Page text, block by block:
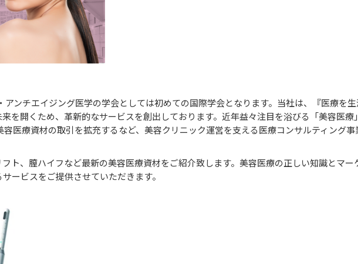
アンチエイジング医学の学会としては初めての国際学会となります。当社は、『医療を
を開くため、革新的なサービスを創出しております。近年益々注目を浴びる「美容医療
医療資材の取引を拡充するなど、美容クリニック運営を支える医療コンサルティング
ト、膣ハイフなど最新の美容医療資材をご紹介致します。美容医療の正しい知識とマー
ービスをご提供させていただきます。